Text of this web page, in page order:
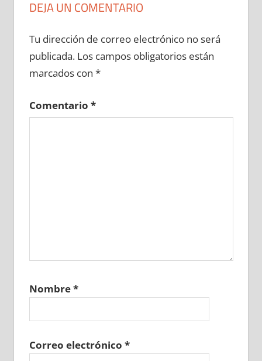
DEJA UN COMENTARIO
Tu dirección de correo electrónico no será
publicada. Los campos obligatorios están
marcados con *
Comentario *
Nombre*
Correo electrónico *